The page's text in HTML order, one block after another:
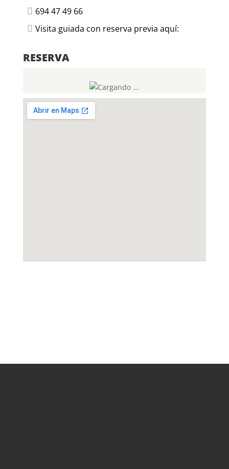
 694 47 49 66
 Visita guiada con reserva previa aquí:
RESERVA